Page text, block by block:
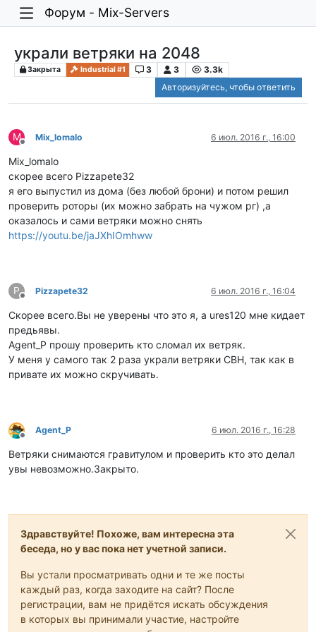
Форум - Mix-Servers
украли ветряки на 2048
Закрыта Industrial #1 3 3
3.3k
Авторизуйтесь, чтобы ответить
M
Не в сети
Mix_lomalo 6 июл. 2016 г., 16:00
Mix_lomalo
скорее всего Pizzapete32
я его выпустил из дома (без любой брони) и потом решил
проверить роторы (их можно забрать на чужом рг) ,а
оказалось и сами ветряки можно снять
https://youtu.be/jaJXhIOmhww
P
Не в сети
Pizzapete32 6 июл. 2016 г., 16:04
Скорее всего.Вы не уверены что это я, а ures120 мне кидает
предьявы.
Agent_P прошу проверить кто сломал их ветряк.
У меня у самого так 2 раза украли ветряки СВН, так как в
привате их можно скручивать.
Не в сети
Agent_P 6 июл. 2016 г., 16:28
Ветряки снимаются гравитулом и проверить кто это делал
увы невозможно.Закрыто.
Здравствуйте! Похоже, вам интересна эта
беседа, но у вас пока нет учетной записи.
Вы устали просматривать одни и те же посты
каждый раз, когда заходите на сайт? После
регистрации, вам не придётся искать обсуждения
в которых вы принимали участие, настройте